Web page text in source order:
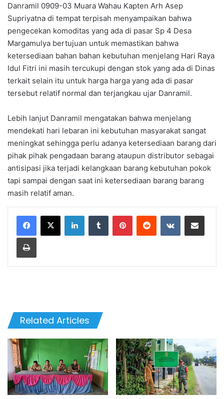
Danramil 0909-03 Muara Wahau Kapten Arh Asep
Supriyatna di tempat terpisah menyampaikan bahwa
pengecekan komoditas yang ada di pasar Sp 4 Desa
Margamulya bertujuan untuk memastikan bahwa
ketersediaan bahan bahan kebutuhan menjelang Hari Raya
Idul Fitri ini masih tercukupi dengan stok yang ada di Dinas
terkait selain itu untuk harga harga yang ada di pasar
tersebut relatif normal dan terjangkau ujar Danramil.
Lebih lanjut Danramil mengatakan bahwa menjelang
mendekati hari lebaran ini kebutuhan masyarakat sangat
meningkat sehingga perlu adanya ketersediaan barang dari
pihak pihak pengadaan barang ataupun distributor sebagai
antisipasi jika terjadi kelangkaan barang kebutuhan pokok
tapi sampai dengan saat ini ketersediaan barang barang
masih relatif aman.
LinkedInTumblr PinterestReddit VKontakteShare via Email
Print
Related Articles